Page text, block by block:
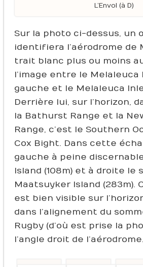
L’Envol (à D)
Sur la photo ci-dessus, un
identifiera l’aérodrome de
trait blanc plus ou moins
l’image entre le Melaleuca
gauche et le Melaleuca
Derrière lui, sur l’horizon,
la Bathurst Range et la
Range, c’est le Southern
Cox Bight. Dans cette
gauche à peine
Island (108m) et à droite le
Maatsuyker Island (283m).
est bien visible sur
dans l’alignement du
Rugby (d’où est prise la
l’angle droit de l’aérodrome.